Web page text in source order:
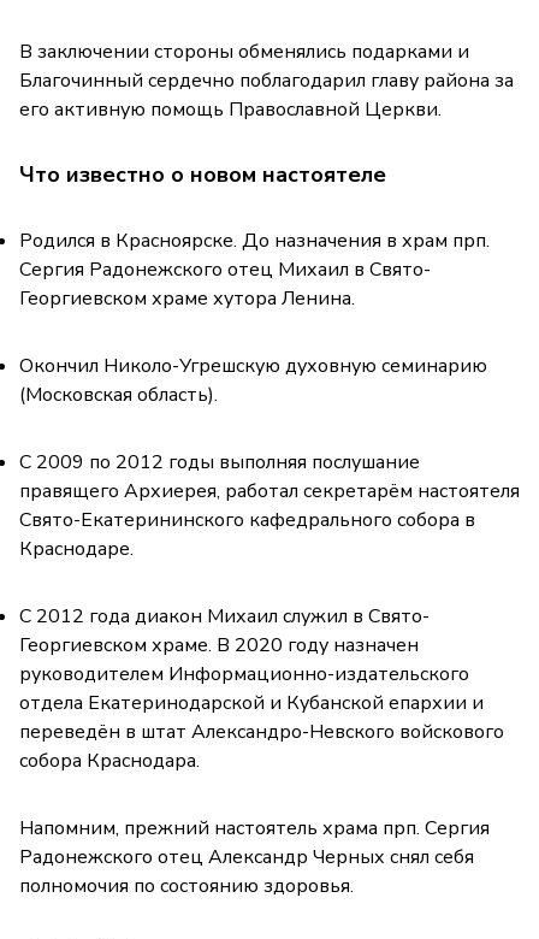
В заключении стороны обменялись подарками и
Благочинный сердечно поблагодарил главу района за
его активную помощь Православной Церкви.
Что известно о новом настоятеле
Родился в Красноярске. До назначения в храм прп.
Сергия Радонежского отец Михаил в Свято-
Георгиевском храме хутора Ленина.
Окончил Николо-Угрешскую духовную семинарию
(Московская область).
С 2009 по 2012 годы выполняя послушание
правящего Архиерея, работал секретарём настоятеля
Свято-Екатерининского кафедрального собора в
Краснодаре.
С 2012 года диакон Михаил служил в Свято-
Георгиевском храме. В 2020 году назначен
руководителем Информационно-издательского
отдела Екатеринодарской и Кубанской епархии и
переведён в штат Александро-Невского войскового
собора Краснодара.
Напомним, прежний настоятель храма прп. Сергия
Радонежского отец Александр Черных снял себя
полномочия по состоянию здоровья.